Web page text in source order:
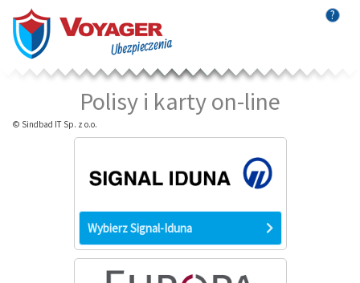
?
Polisy i karty on-line
© Sindbad IT Sp. z o.o.
Wybierz Signal-Iduna